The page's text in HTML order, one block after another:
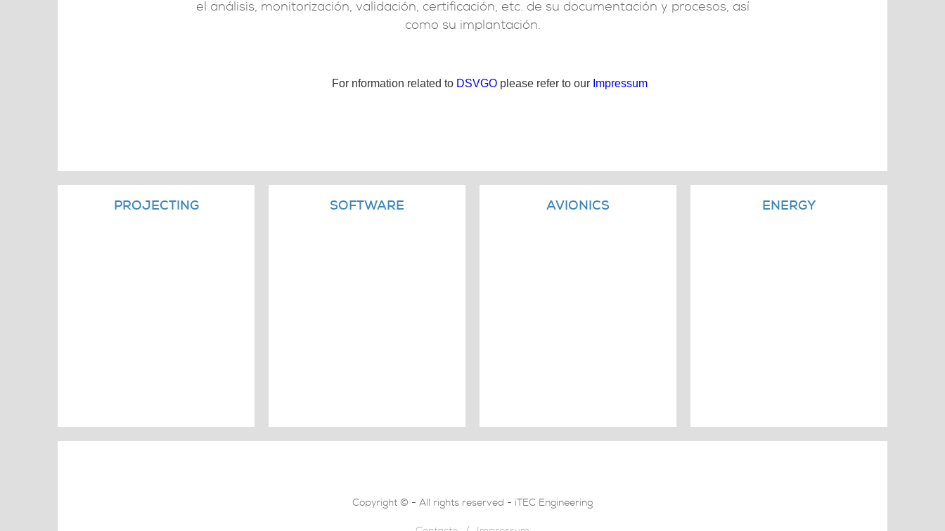
el análisis, monitorización, validación, certificación, etc. de su documentación y procesos, así
como su implantación.
For nformation related to DSVGO please refer to our Impressum
PROJECTING SOFTWARE AVIONICS ENERGY
Copyright © - All rights reserved - iTEC Engineering